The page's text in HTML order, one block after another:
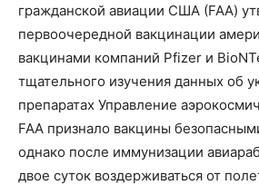
гражданской авиации США (FAA)
первоочередной вакцинации
вакцинами компаний Pfizer и
тщательного изучения данных об
препаратах Управление
FAA признало вакцины
однако после иммунизации
двое суток воздерживаться от